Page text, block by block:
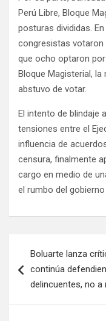
Perú Libre, Bloque
posturas divididas.
congresistas votaron
que ocho optaron
Bloque Magisterial,
abstuvo de votar.
El intento de blindaje
tensiones entre el
influencia de
censura, finalmente
cargo en medio de
el rumbo del
Boluarte lanza
continúa
delincuentes, no a